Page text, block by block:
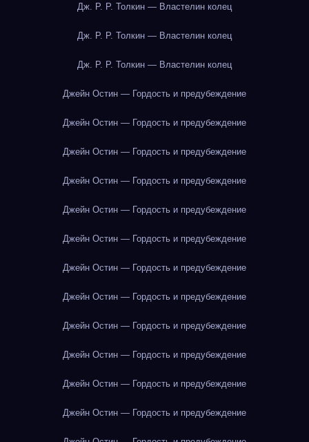
Дж. Р. Р. Толкин — Властелин колец
Дж. Р. Р. Толкин — Властелин колец
Дж. Р. Р. Толкин — Властелин колец
Джейн Остин — Гордость и предубеждение
Джейн Остин — Гордость и предубеждение
Джейн Остин — Гордость и предубеждение
Джейн Остин — Гордость и предубеждение
Джейн Остин — Гордость и предубеждение
Джейн Остин — Гордость и предубеждение
Джейн Остин — Гордость и предубеждение
Джейн Остин — Гордость и предубеждение
Джейн Остин — Гордость и предубеждение
Джейн Остин — Гордость и предубеждение
Джейн Остин — Гордость и предубеждение
Джейн Остин — Гордость и предубеждение